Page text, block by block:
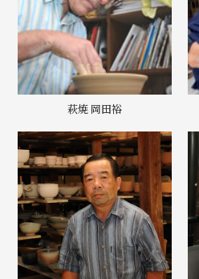
萩焼 岡田裕